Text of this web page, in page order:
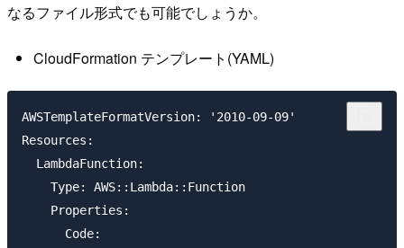
なるファイル形式でも可能でしょうか。
CloudFormation テンプレート(YAML)
AWSTemplateFormatVersion: '2010-09-09'
Resources:
  LambdaFunction:
    Type: AWS::Lambda::Function
    Properties:
      Code: